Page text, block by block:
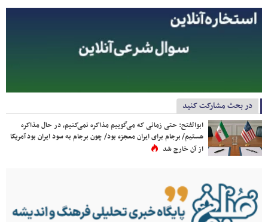
در بحث مشارکت کنید
ابوالفتح: حتی زمانی که می‌گوییم مذاکره نمی‌کنیم، در حال مذاکره
هستیم/ برجام برای ایران معجزه بود/ چون برجام به سود ایران بود آمریکا
از آن خارج شد